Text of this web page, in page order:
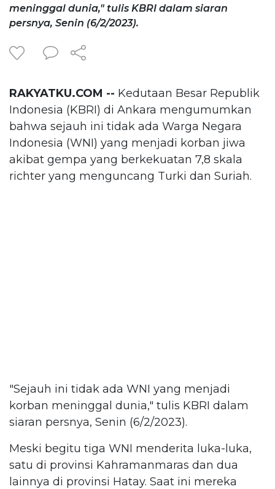
meninggal dunia," tulis KBRI dalam siaran
persnya, Senin (6/2/2023).
RAKYATKU.COM -- Kedutaan Besar Republik
Indonesia (KBRI) di Ankara mengumumkan
bahwa sejauh ini tidak ada Warga Negara
Indonesia (WNI) yang menjadi korban jiwa
akibat gempa yang berkekuatan 7,8 skala
richter yang menguncang Turki dan Suriah.
"Sejauh ini tidak ada WNI yang menjadi
korban meninggal dunia," tulis KBRI dalam
siaran persnya, Senin (6/2/2023).
Meski begitu tiga WNI menderita luka-luka,
satu di provinsi Kahramanmaras dan dua
lainnya di provinsi Hatay. Saat ini mereka